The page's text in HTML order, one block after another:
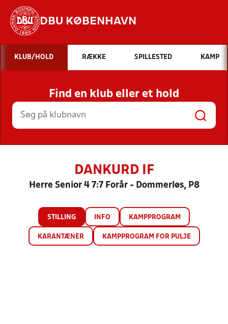
DBU KØBENHAVN
Hvad vil du søge efter?
INDHOLD OG NYHEDER
STILLINGER, RESULTATER, KLUBBER OG
HOLD
KLUB/HOLD RÆKKE SPILLESTED KAMP
Find en klub eller et hold
DANKURD IF
Herre Senior 4 7:7 Forår - Dommerløs, P8
STILLING INFO KAMPPROGRAM
KARANTÆNER KAMPPROGRAM FOR PULJE